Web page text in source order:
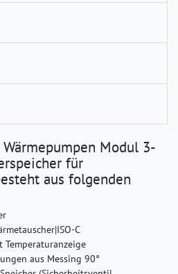
Modul 3-
für
aus folgenden
C
aus Messing 90°